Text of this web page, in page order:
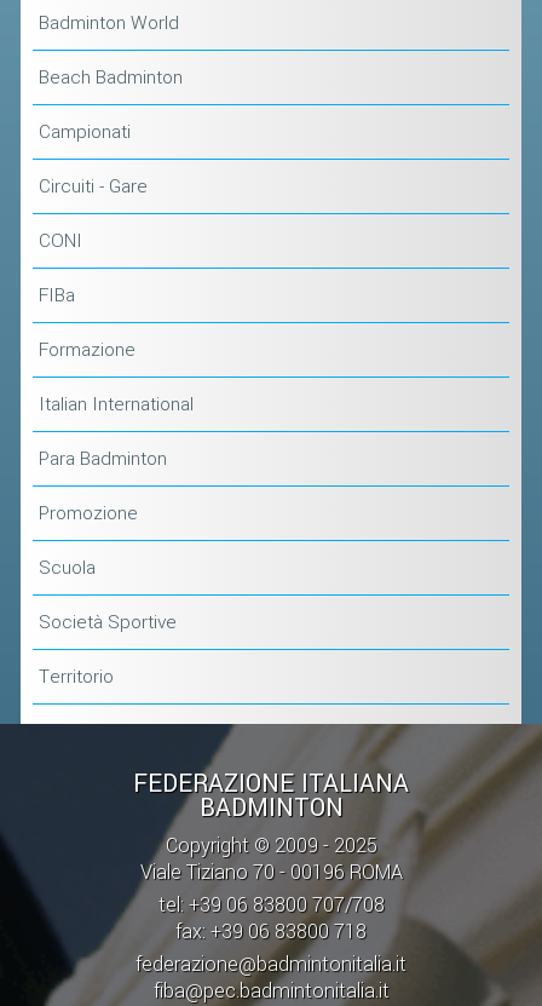
Badminton World
Beach Badminton
Campionati
Circuiti - Gare
CONI
FIBa
Formazione
Italian International
Para Badminton
Promozione
Scuola
Società Sportive
Territorio
FEDERAZIONE ITALIANA
BADMINTON
Copyright © 2009 - 2025
Viale Tiziano 70 - 00196 ROMA
tel: +39 06 83800 707/708
fax: +39 06 83800 718
federazione@badmintonitalia.it
fiba@pec.badmintonitalia.it